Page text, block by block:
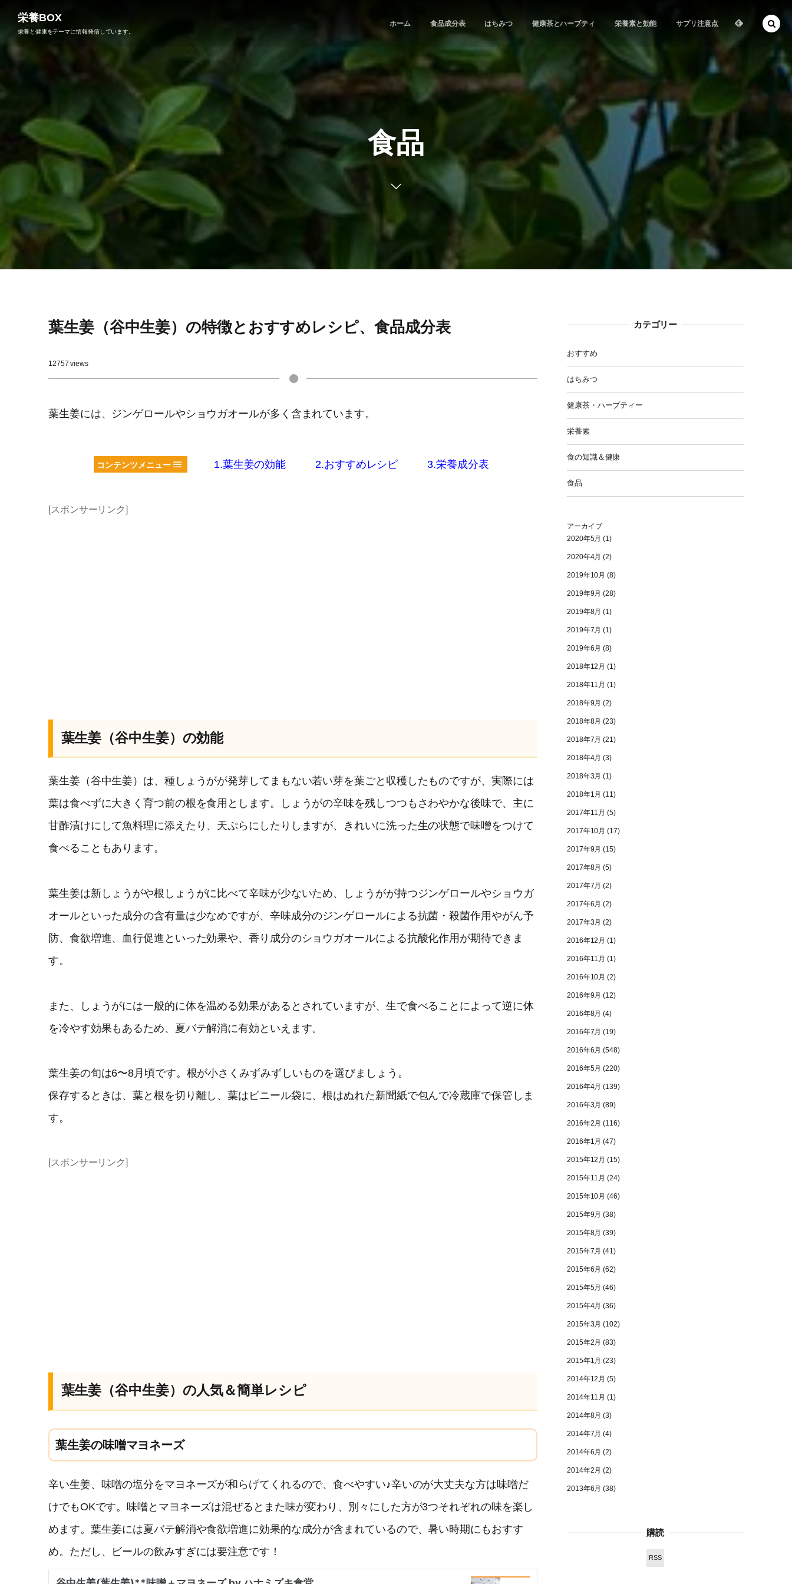
栄養BOX
栄養と健康をテーマに情報発信しています。
ホーム 食品成分表 はちみつ 健康茶とハーブティ 栄養素と効能 サプリ注意点
食品
葉生姜（谷中生姜）の特徴とおすすめレシピ、食品成分表
12757 views
葉生姜には、ジンゲロールやショウガオールが多く含まれています。
コンテンツメニュー 1.葉生姜の効能 2.おすすめレシピ 3.栄養成分表
[スポンサーリンク]
葉生姜（谷中生姜）の効能
葉生姜（谷中生姜）は、種しょうがが発芽してまもない若い芽を葉ごと収穫したものですが、実際には
葉は食べずに大きく育つ前の根を食用とします。しょうがの辛味を残しつつもさわやかな後味で、主に
甘酢漬けにして魚料理に添えたり、天ぷらにしたりしますが、きれいに洗った生の状態で味噌をつけて
食べることもあります。
葉生姜は新しょうがや根しょうがに比べて辛味が少ないため、しょうがが持つジンゲロールやショウガ
オールといった成分の含有量は少なめですが、辛味成分のジンゲロールによる抗菌・殺菌作用やがん予
防、食欲増進、血行促進といった効果や、香り成分のショウガオールによる抗酸化作用が期待できま
す。
また、しょうがには一般的に体を温める効果があるとされていますが、生で食べることによって逆に体
を冷やす効果もあるため、夏バテ解消に有効といえます。
葉生姜の旬は6〜8月頃です。根が小さくみずみずしいものを選びましょう。
保存するときは、葉と根を切り離し、葉はビニール袋に、根はぬれた新聞紙で包んで冷蔵庫で保管しま
す。
[スポンサーリンク]
葉生姜（谷中生姜）の人気＆簡単レシピ
葉生姜の味噌マヨネーズ
辛い生姜、味噌の塩分をマヨネーズが和らげてくれるので、食べやすい♪辛いのが大丈夫な方は味噌だ
けでもOKです。味噌とマヨネーズは混ぜるとまた味が変わり、別々にした方が3つそれぞれの味を楽し
めます。葉生姜には夏バテ解消や食欲増進に効果的な成分が含まれているので、暑い時期にもおすす
め。ただし、ビールの飲みすぎには要注意です！
カテゴリー
おすすめ
はちみつ
健康茶・ハーブティー
栄養素
食の知識＆健康
食品
アーカイブ
2020年5月 (1)
2020年4月 (2)
2019年10月 (8)
2019年9月 (28)
2019年8月 (1)
2019年7月 (1)
2019年6月 (8)
2018年12月 (1)
2018年11月 (1)
2018年9月 (2)
2018年8月 (23)
2018年7月 (21)
2018年4月 (3)
2018年3月 (1)
2018年1月 (11)
2017年11月 (5)
2017年10月 (17)
2017年9月 (15)
2017年8月 (5)
2017年7月 (2)
2017年6月 (2)
2017年3月 (2)
2016年12月 (1)
2016年11月 (1)
2016年10月 (2)
2016年9月 (12)
2016年8月 (4)
2016年7月 (19)
2016年6月 (548)
2016年5月 (220)
2016年4月 (139)
2016年3月 (89)
2016年2月 (116)
2016年1月 (47)
2015年12月 (15)
2015年11月 (24)
2015年10月 (46)
2015年9月 (38)
2015年8月 (39)
2015年7月 (41)
2015年6月 (62)
2015年5月 (46)
2015年4月 (36)
2015年3月 (102)
2015年2月 (83)
2015年1月 (23)
2014年12月 (5)
2014年11月 (1)
2014年8月 (3)
2014年7月 (4)
2014年6月 (2)
2014年2月 (2)
2013年6月 (38)
購読
RSS